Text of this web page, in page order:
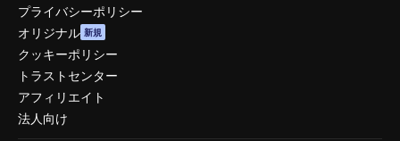
プライバシーポリシー
オリジナル 新規
クッキーポリシー
トラストセンター
アフィリエイト
法人向け